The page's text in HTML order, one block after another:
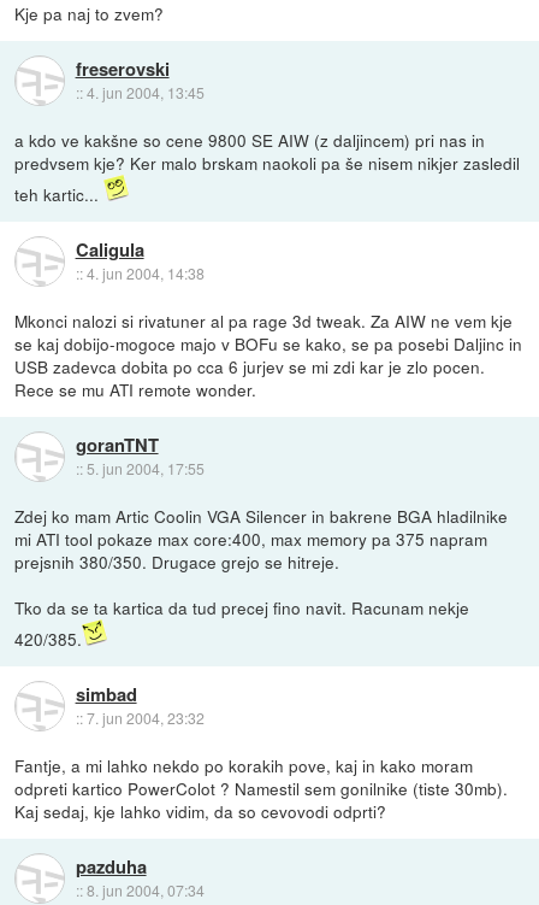
Kje pa naj to zvem?
freserovski
::4. jun 2004, 13:45
a kdo ve kakšne so cene 9800 SE AIW (z daljincem) pri nas in
predvsem kje? Ker malo brskam naokoli pa še nisem nikjer zasledil
teh kartic...
Caligula
::4. jun 2004, 14:38
Mkonci nalozi si rivatuner al pa rage 3d tweak. Za AIW ne vem kje
se kaj dobijo-mogoce majo v BOFu se kako, se pa posebi Daljinc in
USB zadevca dobita po cca 6 jurjev se mi zdi kar je zlo pocen.
Rece se mu ATI remote wonder.
goranTNT
:: 5. jun 2004, 17:55
Zdej ko mam Artic Coolin VGA Silencer in bakrene BGA hladilnike
mi ATI tool pokaze max core:400, max memory pa 375 napram
prejsnih 380/350. Drugace grejo se hitreje.
Tko da se ta kartica da tud precej fino navit. Racunam nekje
420/385.
simbad
::7. jun 2004, 23:32
Fantje, a mi lahko nekdo po korakih pove, kaj in kako moram
odpreti kartico PowerColot ? Namestil sem gonilnike (tiste 30mb).
Kaj sedaj, kje lahko vidim, da so cevovodi odprti?
pazduha
::8. jun 2004, 07:34